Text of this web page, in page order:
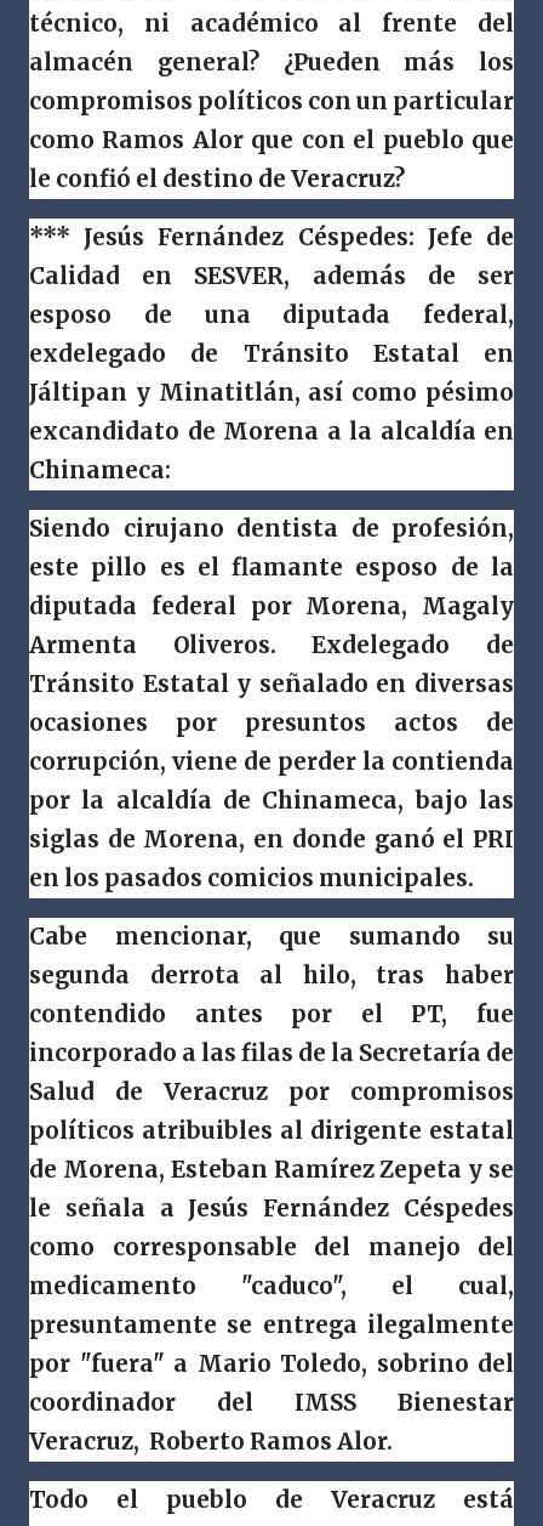
técnico, ni académico al frente del
almacén general? ¿Pueden más los
compromisos políticos con un particular
como Ramos Alor que con el pueblo que
le confió el destino de Veracruz?
*** Jesús Fernández Céspedes: Jefe de
Calidad en SESVER, además de ser
esposo de una diputada federal,
exdelegado de Tránsito Estatal en
Jáltipan y Minatitlán, así como pésimo
excandidato de Morena a la alcaldía en
Chinameca:
Siendo cirujano dentista de profesión,
este pillo es el flamante esposo de la
diputada federal por Morena, Magaly
Armenta Oliveros. Exdelegado de
Tránsito Estatal y señalado en diversas
ocasiones por presuntos actos de
corrupción, viene de perder la contienda
por la alcaldía de Chinameca, bajo las
siglas de Morena, en donde ganó el PRI
en los pasados comicios municipales.
Cabe mencionar, que sumando su
segunda derrota al hilo, tras haber
contendido antes por el PT, fue
incorporado a las filas de la Secretaría de
Salud de Veracruz por compromisos
políticos atribuibles al dirigente estatal
de Morena, Esteban Ramírez Zepeta y se
le señala a Jesús Fernández Céspedes
como corresponsable del manejo del
medicamento "caduco", el cual,
presuntamente se entrega ilegalmente
por "fuera" a Mario Toledo, sobrino del
coordinador del IMSS Bienestar
Veracruz, Roberto Ramos Alor.
Todo el pueblo de Veracruz está